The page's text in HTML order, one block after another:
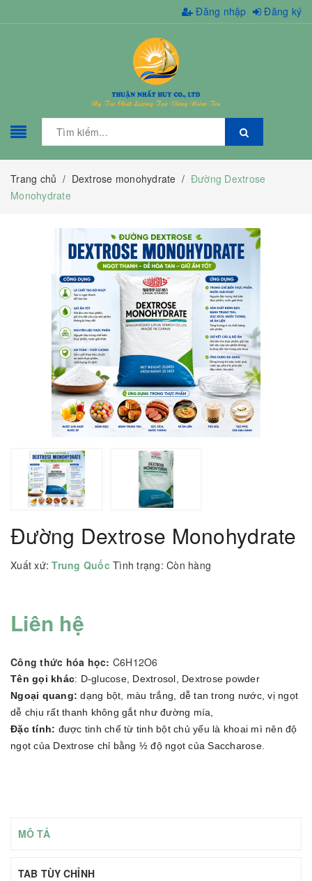
Đăng nhập Đăng ký
Trang chủ / Dextrose monohydrate / Đường Dextrose
Monohydrate
Đường Dextrose Monohydrate
Xuất xứ: Trung Quốc Tình trạng: Còn hàng
Liên hệ
Công thức hóa học: C6H12O6
Tên gọi khác: D-glucose, Dextrosol, Dextrose powder
Ngoại quang: dạng bột, màu trắng, dễ tan trong nước, vị ngọt
dễ chịu rất thanh không gắt như đường mía,
Đặc tính: được tinh chế từ tinh bột chủ yếu là khoai mì nên độ
ngọt của Dextrose chỉ bằng ½ độ ngọt của Saccharose.
MÔ TẢ
TAB TÙY CHỈNH